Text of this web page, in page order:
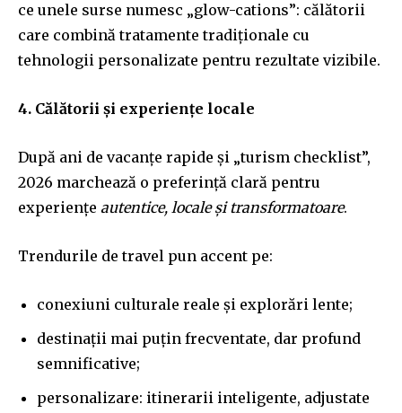
ce unele surse numesc „glow-cations”: călătorii
care combină tratamente tradiționale cu
tehnologii personalizate pentru rezultate vizibile.
4. Călătorii și experiențe locale
După ani de vacanțe rapide și „turism checklist”,
2026 marchează o preferință clară pentru
experiențe autentice, locale și transformatoare.
Trendurile de travel pun accent pe:
conexiuni culturale reale și explorări lente;
destinații mai puțin frecventate, dar profund
semnificative;
personalizare: itinerarii inteligente, adjustate